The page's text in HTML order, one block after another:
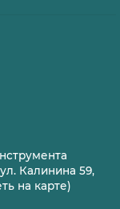
Калинина 59,
на карте)